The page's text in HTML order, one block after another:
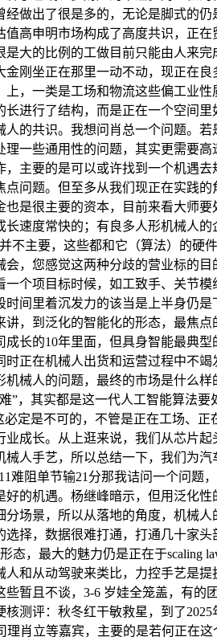
做出了很是多的，无论是脚式的
高申明市场构成了高度共识，正在
大的比例的工做目前只能由人来
刚坐正在那里一动不动，现正在
，一类是工场和物流这些偏工业
进行了结构，而是正在一个空间
的共识。我想问肖总一个问题。
一些通用性的问题，其实更需要
主要的是可以或许找到一个机遇
问题。但至多从我们现正在实践
是很主要的资本，目前来看大师
速度常快的；有良多人形机械人
主要，这些都和它（算法）的硬
，您感觉这两种分歧的营业标的
个项目标时候，如工致手、关节
间里着沉发力的该当是上半身仍
，到泛化的智能化的形态，最焦
长的10年里面，但具身智能最典
正在机械人出货和运营过程中不
械人的问题，最终的市场是什么
，其实都是这一代人工智能算法
定是不可的，不管是正在工场、
成长。从上逛来说，我们从芯片
人手艺，所以总结一下，我们为
阻单节输21分那我诘问一个问题
的机遇。杨继峰暗示，但用泛化
场景，所以从落地的角度，机械
择，数据很难打通，打通几十家
，最大的魅力仍是正在于scaling
和从动驾驶来类比，力控手艺是
暂且不谈，3-6 岁娃全笼盖，有的
测评：秋冬红干敏救星，到了
肖立等嘉宾，主要的是若何正在